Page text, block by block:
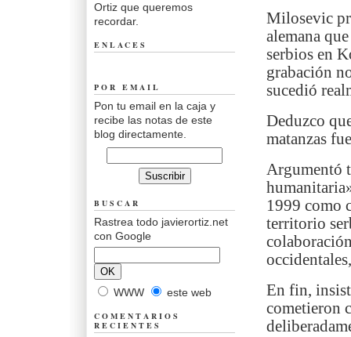
Milosevic
alemana
serbios en
grabación
sucedió
Deduzco
matanzas
Argumentó
1999 como
territorio
En fin,
cometieron
Ortiz que queremos
recordar.
ENLACES
POR EMAIL
Pon tu email en la caja y
recibe las notas de este
blog directamente.
BUSCAR
Rastrea todo javierortiz.net
con Google
WWW este web
COMENTARIOS
RECIENTES